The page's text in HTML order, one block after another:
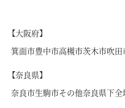
【大阪府】
箕面市豊中市高槻市茨木市吹田
【奈良県】
奈良市生駒市その他奈良県下全